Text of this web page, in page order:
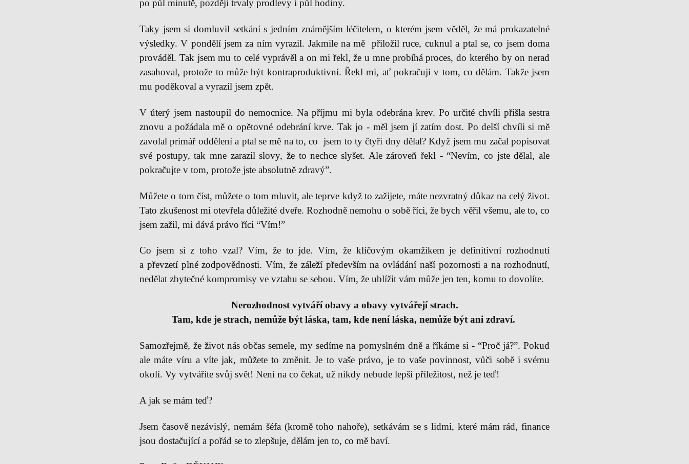
po půl minutě, později trvaly prodlevy i půl hodiny.
Taky jsem si domluvil setkání s jedním známějším léčitelem, o kterém jsem věděl, že má prokazatelné
výsledky. V pondělí jsem za ním vyrazil. Jakmile na mě přiložil ruce, cuknul a ptal se, co jsem doma
prováděl. Tak jsem mu to celé vyprávěl a on mi řekl, že u mne probíhá proces, do kterého by on nerad
zasahoval, protože to může být kontraproduktivní. Řekl mi, ať pokračuji v tom, co dělám. Takže jsem
mu poděkoval a vyrazil jsem zpět.
V úterý jsem nastoupil do nemocnice. Na příjmu mi byla odebrána krev. Po určité chvíli přišla sestra
znovu a požádala mě o opětovné odebrání krve. Tak jo - měl jsem jí zatím dost. Po delší chvíli si mě
zavolal primář oddělení a ptal se mě na to, co jsem to ty čtyři dny dělal? Když jsem mu začal popisovat
své postupy, tak mne zarazil slovy, že to nechce slyšet. Ale zároveň řekl - “Nevím, co jste dělal, ale
pokračujte v tom, protože jste absolutně zdravý”.
Můžete o tom číst, můžete o tom mluvit, ale teprve když to zažijete, máte nezvratný důkaz na celý život.
Tato zkušenost mi otevřela důležité dveře. Rozhodně nemohu o sobě říci, že bych věřil všemu, ale to, co
jsem zažil, mi dává právo říci “Vím!”
Co jsem si z toho vzal? Vím, že to jde. Vím, že klíčovým okamžikem je definitivní rozhodnutí
a převzetí plné zodpovědnosti. Vím, že záleží především na ovládání naší pozornosti a na rozhodnutí,
nedělat zbytečné kompromisy ve vztahu se sebou. Vím, že ublížit vám může jen ten, komu to dovolíte.
Nerozhodnost vytváří obavy a obavy vytvářejí strach.
Tam, kde je strach, nemůže být láska, tam, kde není láska, nemůže být ani zdraví.
Samozřejmě, že život nás občas semele, my sedíme na pomyslném dně a říkáme si - “Proč já?”. Pokud
ale máte víru a víte jak, můžete to změnit. Je to vaše právo, je to vaše povinnost, vůči sobě i svému
okolí. Vy vytváříte svůj svět! Není na co čekat, už nikdy nebude lepší příležitost, než je teď!
A jak se mám teď?
Jsem časově nezávislý, nemám šéfa (kromě toho nahoře), setkávám se s lidmi, které mám rád, finance
jsou dostačující a pořád se to zlepšuje, dělám jen to, co mě baví.